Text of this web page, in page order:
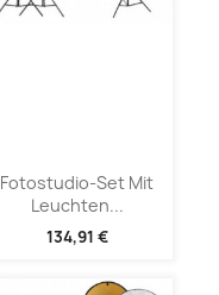
Fotostudio-Set Mit
Leuchten...
134,91 €